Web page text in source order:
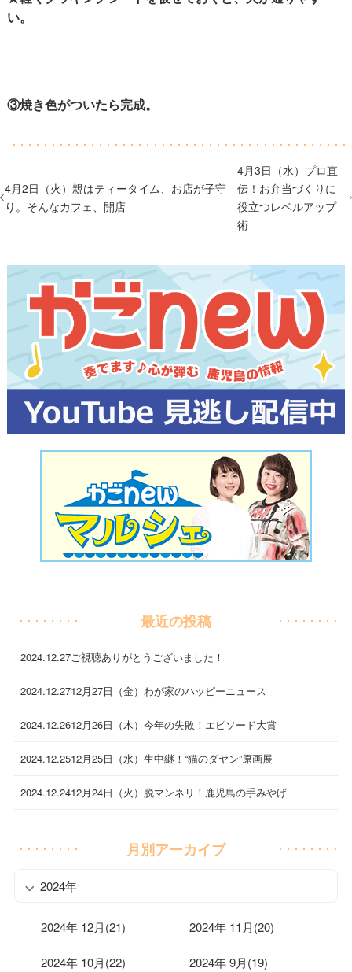
い。
③焼き色がついたら完成。
4月2日（火）親はティータイム、お店が子守
り。そんなカフェ、開店
4月3日（水）プロ直
伝！お弁当づくりに
役立つレベルアップ
術
最近の投稿
2024.12.27ご視聴ありがとうございました！
2024.12.2712月27日（金）わが家のハッピーニュース
2024.12.2612月26日（木）今年の失敗！エピソード大賞
2024.12.2512月25日（水）生中継！“猫のダヤン”原画展
2024.12.2412月24日（火）脱マンネリ！鹿児島の手みやげ
月別アーカイブ
2024年
2024年 12月(21) 2024年 11月(20)
2024年 10月(22) 2024年 9月(19)